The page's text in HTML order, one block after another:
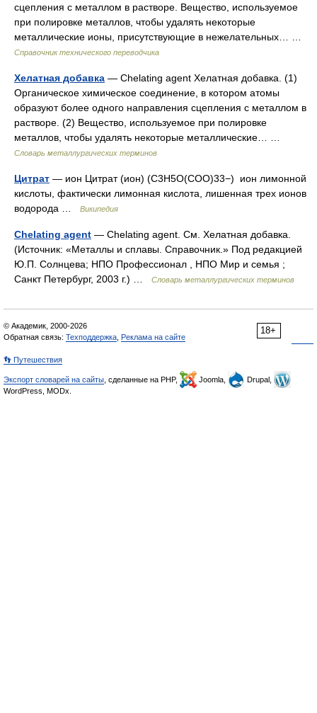
сцепления с металлом в растворе. Вещество, используемое
при полировке металлов, чтобы удалять некоторые
металлические ионы, присутствующие в нежелательных… …
Справочник технического переводчика
Хелатная добавка — Сhelating agent Хелатная добавка. (1)
Органическое химическое соединение, в котором атомы
образуют более одного направления сцепления с металлом в
растворе. (2) Вещество, используемое при полировке
металлов, чтобы удалять некоторые металлические… …
Словарь металлургических терминов
Цитрат — ион Цитрат (ион) (C3H5O(COO)33−) ион лимонной
кислоты, фактически лимонная кислота, лишенная трех ионов
водорода …
Википедия
Сhelating agent — Сhelating agent. См. Хелатная добавка.
(Источник: «Металлы и сплавы. Справочник.» Под редакцией
Ю.П. Солнцева; НПО Профессионал , НПО Мир и семья ;
Санкт Петербург, 2003 г.) …
Словарь металлургических терминов
18+
© Академик, 2000-2026
Обратная связь: Техподдержка Реклама на сайте
👣 Путешествия
Экспорт словарей на сайты , сделанные на PHP, Joomla,
Drupal,
WordPress, MODx.